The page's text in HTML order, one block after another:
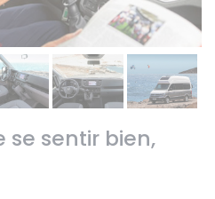
se sentir bien,